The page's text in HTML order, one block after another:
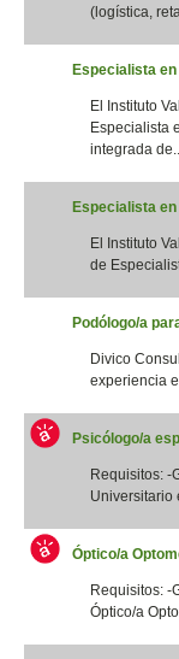
(logística,
Especialista
El Instituto
Especialista
integrada
Especialista
El Instituto
de
Podólogo/a
Divico
experiencia
Psicólogo/a
Requisitos: -
Universitario
Óptico/a
Requisitos: -
Óptico/a